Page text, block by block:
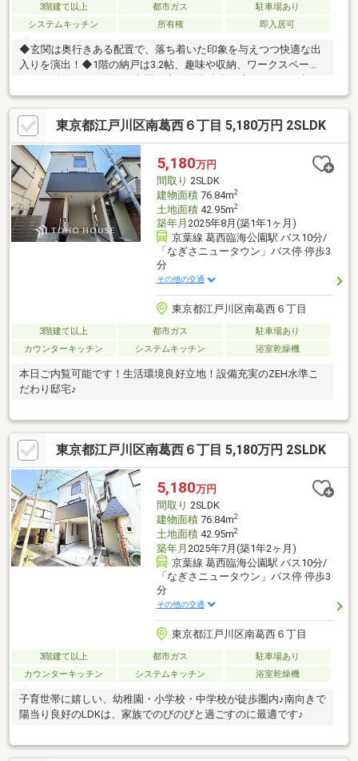
3階建て以上 都市ガス
駐車場あり
システムキッチン
所有権 即入居可
◆玄関は奥行きある配置で、落ち着いた印象を与えつつ快適な出
入りを演出！◆1階の納戸は3.2帖、趣味や収納、ワークスペース
として活用できる贅沢な空間。◆三面化粧台が廊下にあり、朝の
支度がスムーズに進む便利な設計。◆水の音がリビングに響かな
い１階浴室！時間を気にせず入れ一日の疲れを癒せます。◆2階
リビングは自然と家族が集まり会話が弾む温かな空間。◆対面式
キッチンで調理を楽しみながら家族とつながれる安心のひとと
き！◆リビングに収納を配置し、生活感を抑えてすっきり美しい
暮らしを実現できます。◆バルコニーは陽当たり良好で、洗濯や
リフレッシュにも活躍する心地よさ。
東京都江戸川区南葛西６丁目 5,180万円 2SLDK
5,180万円
間取り 2SLDK
建物面積76.84m2
土地面積42.95m2
築年月 2025年8月(築1年1ヶ月)
京葉線 葛西臨海公園駅 バス10分/
「なぎさニュータウン」バス停 停歩3
分
その他の交通
東京都江戸川区南葛西６丁目
3階建て以上 都市ガス
駐車場あり
カウンターキッチン
システムキッチン 浴室乾燥機
本日ご内覧可能です！生活環境良好立地！設備充実のZEH水準こ
だわり邸宅♪
東京都江戸川区南葛西６丁目 5,180万円 2SLDK
5,180万円
間取り 2SLDK
建物面積76.84m2
土地面積42.95m2
築年月 2025年7月(築1年2ヶ月)
京葉線 葛西臨海公園駅 バス10分/
「なぎさニュータウン」バス停 停歩3
分
その他の交通
東京都江戸川区南葛西６丁目
3階建て以上 都市ガス
駐車場あり
カウンターキッチン
システムキッチン 浴室乾燥機
子育世帯に嬉しい、幼稚園・小学校・中学校が徒歩圏内♪南向きで
陽当り良好のLDKは、家族でのびのびと過ごすのに最適です♪